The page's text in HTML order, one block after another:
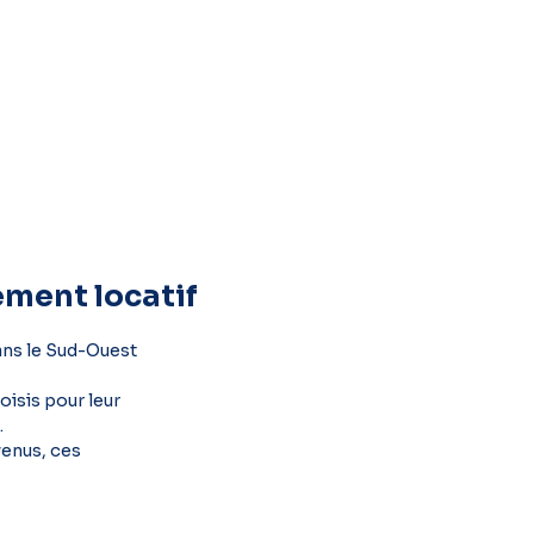
locatif
le Sud-Ouest
pour leur
.
ces